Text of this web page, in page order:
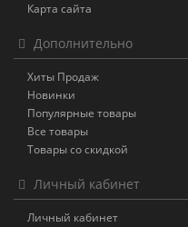
Карта сайта
Дополнительно
Хиты Продаж
Новинки
Популярные товары
Все товары
Товары со скидкой
Личный кабинет
Личный кабинет